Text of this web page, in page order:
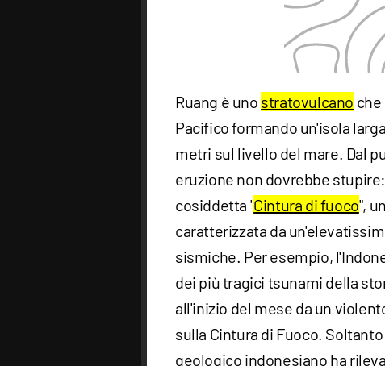
Ruang è uno stratovulcano che
Pacifico formando un'isola
metri sul livello del mare. Dal
eruzione non dovrebbe
cosiddetta "Cintura di fuoco",
caratterizzata da
sismiche. Per esempio,
dei più tragici tsunami della
all'inizio del mese da un
sulla Cintura di Fuoco.
geologico indonesiano ha